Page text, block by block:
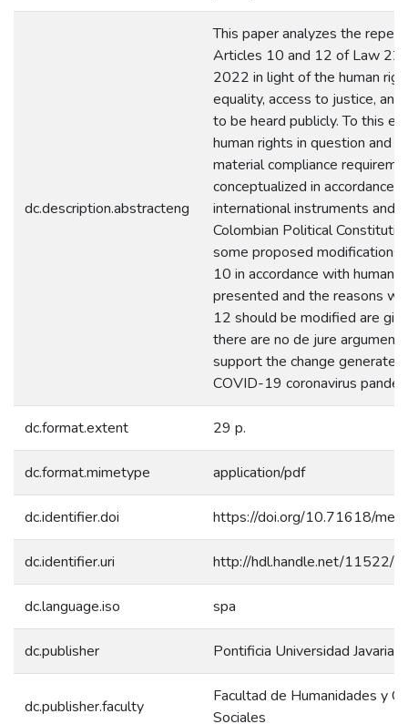
dc.description.abstracteng
This paper analyzes the
Articles 10 and 12 of Law
2022 in light of the human
equality, access to justice,
to be heard publicly. To this
human rights in question and
material compliance
conceptualized in accordance
international instruments and
Colombian Political
some proposed modifications
10 in accordance with human
presented and the reasons
12 should be modified are
there are no de jure
support the change
COVID-19 coronavirus
dc.format.extent 29 p.
dc.format.mimetype application/pdf
dc.identifier.doi https://doi.org/10.71618/
dc.identifier.uri http://hdl.handle.net/11522/
dc.language.iso spa
dc.publisher Pontificia Universidad
dc.publisher.faculty
Facultad de Humanidades y
Sociales